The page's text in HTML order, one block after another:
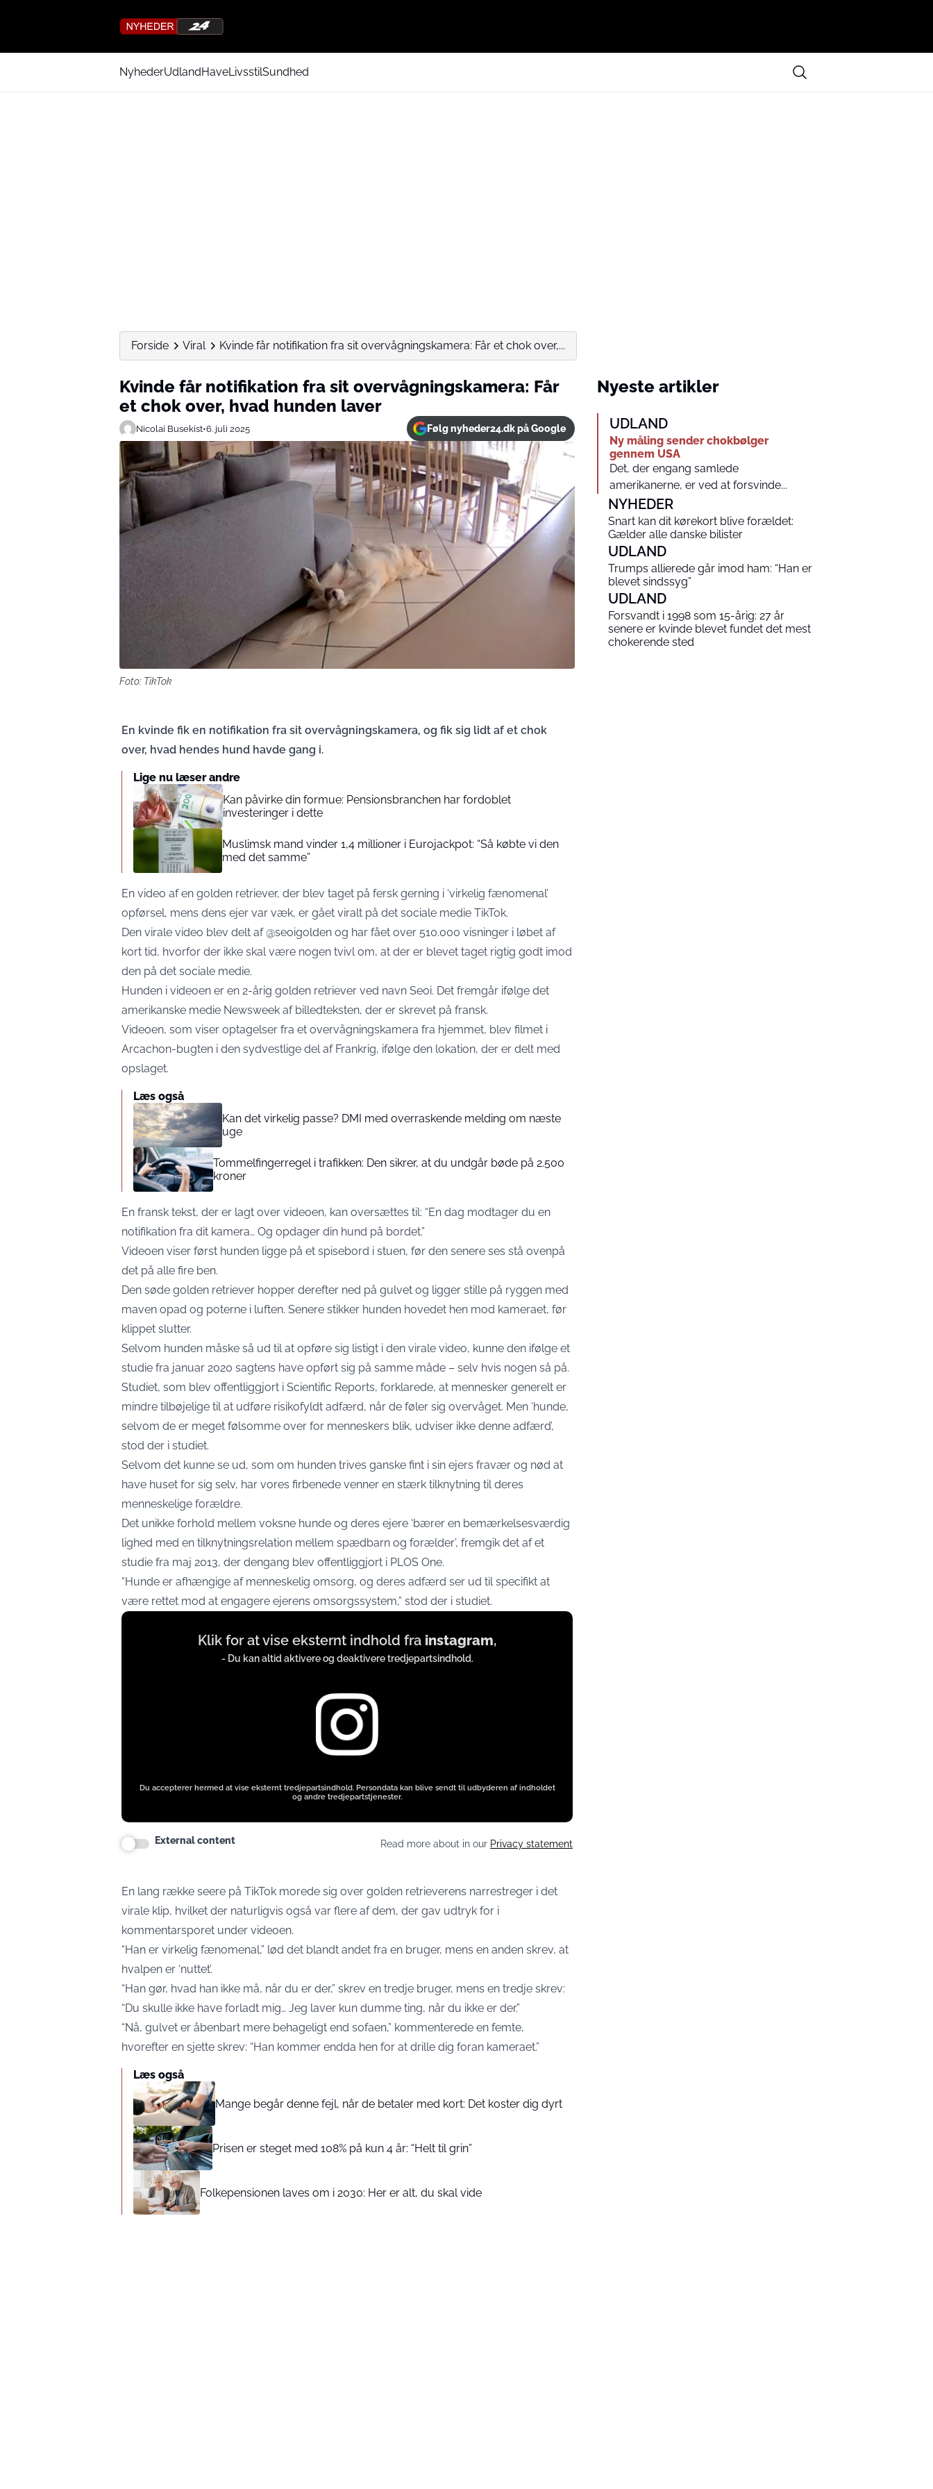
NyhederUdlandHaveLivsstilSundhed
Forside Viral Kvinde får notifikation fra sit overvågningskamera: Får et chok over,...
Kvinde får notifikation fra sit overvågningskamera: Får
et chok over, hvad hunden laver
Nicolai Busekist•6. juli 2025 Følg nyheder24.dk på Google
Foto: TikTok
En kvinde fik en notifikation fra sit overvågningskamera, og fik sig lidt af et chok
over, hvad hendes hund havde gang i.
Lige nu læser andre
Kan påvirke din formue: Pensionsbranchen har fordoblet
investeringer i dette
Muslimsk mand vinder 1,4 millioner i Eurojackpot: “Så købte vi den
med det samme”
En video af en golden retriever, der blev taget på fersk gerning i ‘virkelig fænomenal’
opførsel, mens dens ejer var væk, er gået viralt på det sociale medie TikTok.
Den virale video blev delt af @seoigolden og har fået over 510.000 visninger i løbet af
kort tid, hvorfor der ikke skal være nogen tvivl om, at der er blevet taget rigtig godt imod
den på det sociale medie.
Hunden i videoen er en 2-årig golden retriever ved navn Seoi. Det fremgår ifølge det
amerikanske medie Newsweek af billedteksten, der er skrevet på fransk.
Videoen, som viser optagelser fra et overvågningskamera fra hjemmet, blev filmet i
Arcachon-bugten i den sydvestlige del af Frankrig, ifølge den lokation, der er delt med
opslaget.
Læs også
Kan det virkelig passe? DMI med overraskende melding om næste
uge
Tommelfingerregel i trafikken: Den sikrer, at du undgår bøde på 2.500
kroner
En fransk tekst, der er lagt over videoen, kan oversættes til: “En dag modtager du en
notifikation fra dit kamera… Og opdager din hund på bordet.”
Videoen viser først hunden ligge på et spisebord i stuen, før den senere ses stå ovenpå
det på alle fire ben.
Den søde golden retriever hopper derefter ned på gulvet og ligger stille på ryggen med
maven opad og poterne i luften. Senere stikker hunden hovedet hen mod kameraet, før
klippet slutter.
Selvom hunden måske så ud til at opføre sig listigt i den virale video, kunne den ifølge et
studie fra januar 2020 sagtens have opført sig på samme måde – selv hvis nogen så på.
Studiet, som blev offentliggjort i Scientific Reports, forklarede, at mennesker generelt er
mindre tilbøjelige til at udføre risikofyldt adfærd, når de føler sig overvåget. Men ‘hunde,
selvom de er meget følsomme over for menneskers blik, udviser ikke denne adfærd’,
stod der i studiet.
Selvom det kunne se ud, som om hunden trives ganske fint i sin ejers fravær og nød at
have huset for sig selv, har vores firbenede venner en stærk tilknytning til deres
menneskelige forældre.
Det unikke forhold mellem voksne hunde og deres ejere ‘bærer en bemærkelsesværdig
lighed med en tilknytningsrelation mellem spædbarn og forælder’, fremgik det af et
studie fra maj 2013, der dengang blev offentliggjort i PLOS One.
“Hunde er afhængige af menneskelig omsorg, og deres adfærd ser ud til specifikt at
være rettet mod at engagere ejerens omsorgssystem,” stod der i studiet.
Display
Klik for at vise eksternt indhold fra instagram,
- Du kan altid aktivere og deaktivere tredjepartsindhold.
Du accepterer hermed at vise eksternt tredjepartsindhold. Persondata kan blive sendt til udbyderen af indholdet
og andre tredjepartstjenester.
External content Read more about in our Privacy statement
En lang række seere på TikTok morede sig over golden retrieverens narrestreger i det
virale klip, hvilket der naturligvis også var flere af dem, der gav udtryk for i
kommentarsporet under videoen.
“Han er virkelig fænomenal,” lød det blandt andet fra en bruger, mens en anden skrev, at
hvalpen er ‘nuttet’.
“Han gør, hvad han ikke må, når du er der,” skrev en tredje bruger, mens en tredje skrev:
“Du skulle ikke have forladt mig… Jeg laver kun dumme ting, når du ikke er der.”
“Nå, gulvet er åbenbart mere behageligt end sofaen,” kommenterede en femte,
hvorefter en sjette skrev: “Han kommer endda hen for at drille dig foran kameraet.”
Læs også
Mange begår denne fejl, når de betaler med kort: Det koster dig dyrt
Prisen er steget med 108% på kun 4 år: “Helt til grin”
Folkepensionen laves om i 2030: Her er alt, du skal vide
Nyeste artikler
UDLAND
Ny måling sender chokbølger
gennem USA
Det, der engang samlede
amerikanerne, er ved at forsvinde...
NYHEDER
Snart kan dit kørekort blive forældet:
Gælder alle danske bilister
UDLAND
Trumps allierede går imod ham: “Han er
blevet sindssyg”
UDLAND
Forsvandt i 1998 som 15-årig: 27 år
senere er kvinde blevet fundet det mest
chokerende sted